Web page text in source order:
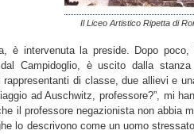
Il Liceo Artistico Ripetta di
è intervenuta la preside. Dopo
dal Campidoglio, è uscito dalla
rappresentanti di classe, due allievi e
ad Auschwitz, professore?”, mi
il professore negazionista non abbia
lo descrivono come un uomo